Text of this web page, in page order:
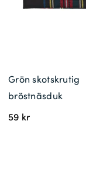
Grön skotskrutig
bröstnäsduk
59 kr